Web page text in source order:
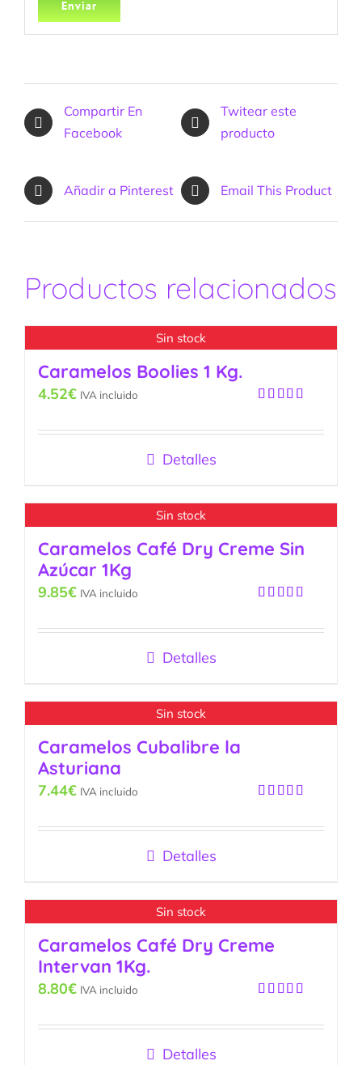
Compartir En
Facebook
Twitear este
producto
Añadir a Pinterest Email This Product
Productos relacionados
Sin stock
Caramelos Boolies 1 Kg.
5
4.52€ IVA incluido
Detalles
Sin stock
Caramelos Café Dry Creme Sin
Azúcar 1Kg
5
9.85€ IVA incluido
Detalles
Sin stock
Caramelos Cubalibre la
Asturiana
5
7.44€ IVA incluido
Detalles
Sin stock
Caramelos Café Dry Creme
Intervan 1Kg.
5
8.80€ IVA incluido
Detalles